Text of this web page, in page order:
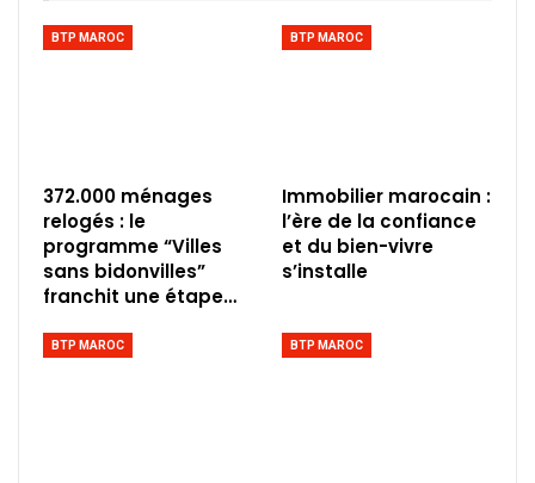
BTP MAROC
372.000 ménages
relogés : le
programme “Villes
sans bidonvilles”
franchit une étape…
BTP MAROC
Immobilier marocain :
l’ère de la confiance
et du bien-vivre
s’installe
BTP MAROC BTP MAROC